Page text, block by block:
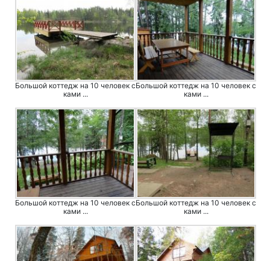
Большой коттедж на 10 человек с
ками ...
Большой коттедж на 10 человек с
ками ...
Большой коттедж на 10 человек с
ками ...
Большой коттедж на 10 человек с
ками ...